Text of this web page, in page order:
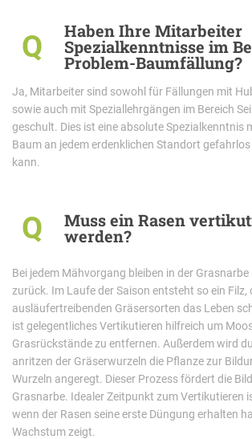
Q Haben Ihre Mitarbeiter
Spezialkenntnisse im
Problem-Baumfällung?
Ja, Mitarbeiter sind sowohl für Fällungen mit
sowie auch mit Speziallehrgängen im Bereich
geschult. Dies ist eine absolute Spezialkenntnis
Baum an jedem erdenklichen Standort
kann.
Q Muss ein Rasen
werden?
Bei jedem Mähvorgang bleiben in der
zurück. Im Laufe der Saison entsteht so ein Filz,
ausläufertreibenden Gräsersorten das Leben
ist gelegentliches Vertikutieren hilfreich um
Grasrückstände zu entfernen. Außerdem wird
anritzen der Gräserwurzeln die Pflanze zur
Wurzeln angeregt. Dieser Prozess fördert die
Grasnarbe. Idealer Zeitpunkt zum Vertikutieren
wenn der Rasen seine erste Düngung erhalten
Wachstum zeigt.